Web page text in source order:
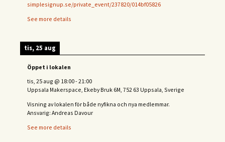
simplesignup.se/private_event/237820/014bf05826
See more details
tis, 25 aug
Öppet i lokalen
tis, 25 aug @ 18:00-21:00
Uppsala Makerspace, Ekeby Bruk 6M, 752 63 Uppsala, Sverige
Visning av lokalen för både nyfikna och nya medlemmar.
Ansvarig: Andreas Davour
See more details